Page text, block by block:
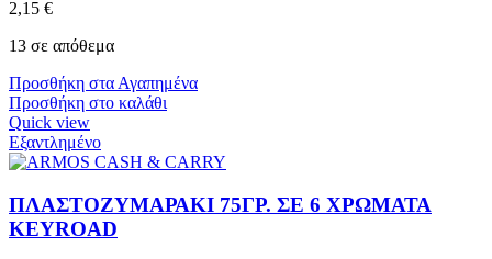
2,15 €
13 σε απόθεμα
Προσθήκη στα Αγαπημένα
Προσθήκη στο καλάθι
Quick view
Εξαντλημένο
ΠΛΑΣΤΟΖΥΜΑΡΑΚΙ 75ΓΡ. ΣΕ 6 ΧΡΩΜΑΤΑ
KEYROAD